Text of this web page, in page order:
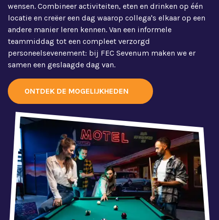
wensen. Combineer activiteiten, eten en drinken op één
locatie en creëer een dag waarop collega's elkaar op een
andere manier leren kennen. Van een informele
teammiddag tot een compleet verzorgd
personeelsevenement: bij FEC Sevenum maken we er
samen een geslaagde dag van.
ONTDEK DE MOGELIJKHEDEN